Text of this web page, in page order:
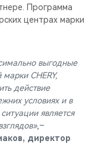
Программа
центрах марки
выгодные
CHERY,
действие
условиях и в
является
,–
директор